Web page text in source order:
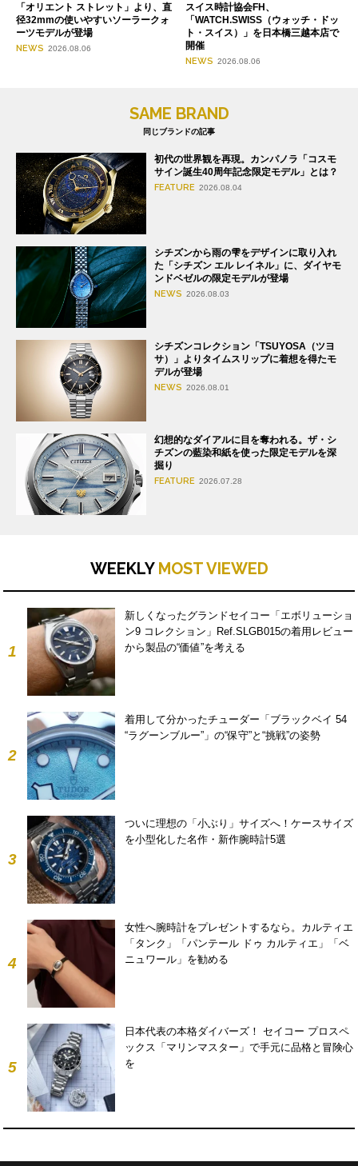
「オリエント ストレット」より、直
径32mmの使いやすいソーラークォ
ーツモデルが登場
NEWS 2026.08.06
スイス時計協会FH、
「WATCH.SWISS（ウォッチ・ドッ
ト・スイス）」を日本橋三越本店で
開催
NEWS 2026.08.06
SAME BRAND
同じブランドの記事
初代の世界観を再現。カンパノラ「コスモ
サイン誕生40周年記念限定モデル」とは？
FEATURE 2026.08.04
シチズンから雨の雫をデザインに取り入れ
た「シチズン エル レイネル」に、ダイヤモ
ンドベゼルの限定モデルが登場
NEWS 2026.08.03
シチズンコレクション「TSUYOSA（ツヨ
サ）」よりタイムスリップに着想を得たモ
デルが登場
NEWS 2026.08.01
幻想的なダイアルに目を奪われる。ザ・シ
チズンの藍染和紙を使った限定モデルを深
掘り
FEATURE 2026.07.28
WEEKLY MOST VIEWED
1
新しくなったグランドセイコー「エボリューショ
ン9 コレクション」Ref.SLGB015の着用レビュー
から製品の“価値”を考える
2
着用して分かったチューダー「ブラックベイ 54
“ラグーンブルー”」の“保守”と“挑戦”の姿勢
3
ついに理想の「小ぶり」サイズへ！ケースサイズ
を小型化した名作・新作腕時計5選
4
女性へ腕時計をプレゼントするなら。カルティエ
「タンク」「パンテール ドゥ カルティエ」「ベ
ニュワール」を勧める
5
日本代表の本格ダイバーズ！ セイコー プロスペ
ックス「マリンマスター」で手元に品格と冒険心
を